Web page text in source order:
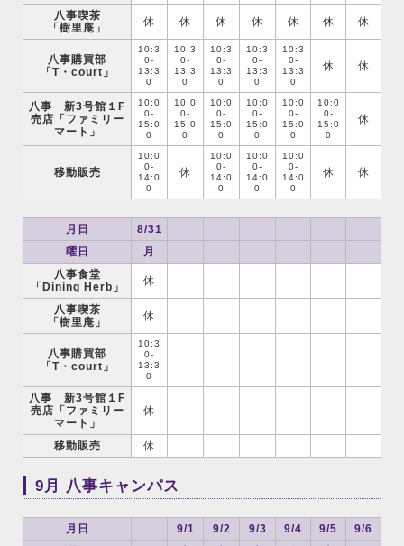
八事喫茶
「樹里庵」
休 休 休 休 休 休 休
八事購買部
「T・court」
10:3
0-
13:3
0
10:3
0-
13:3
0
10:3
0-
13:3
0
10:3
0-
13:3
0
10:3
0-
13:3
0
休 休
八事 新3号館１F
売店「ファミリー
マート」
10:0
0-
15:0
0
10:0
0-
15:0
0
10:0
0-
15:0
0
10:0
0-
15:0
0
10:0
0-
15:0
0
10:0
0-
15:0
0
休
移動販売
10:0
0-
14:0
0
休
10:0
0-
14:0
0
10:0
0-
14:0
0
10:0
0-
14:0
0
休 休
月日
8/31
曜日
月
八事食堂
「Dining Herb」
休
八事喫茶
「樹里庵」
休
八事購買部
「T・court」
10:3
0-
13:3
0
八事 新3号館１F
売店「ファミリー
マート」
休
移動販売 休
9月 八事キャンパス
月日 9/1 9/2 9/3 9/4 9/5
9/6